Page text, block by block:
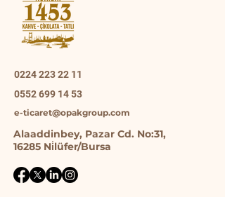
0224 223 22 11
0552 699 14 53
e-ticaret@opakgroup.com
Alaaddinbey, Pazar Cd. No:31,
16285 Ni̇lüfer/Bursa